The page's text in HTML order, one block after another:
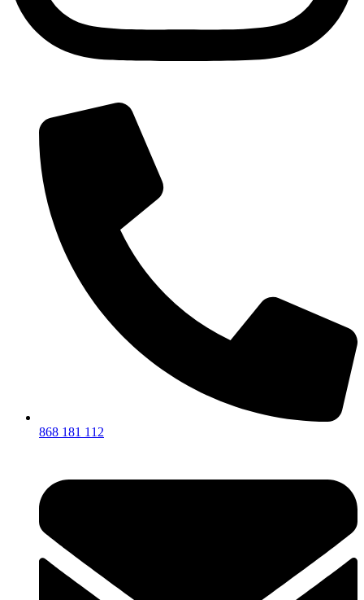
868 181 112